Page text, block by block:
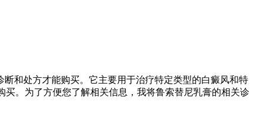
和处方才能购买。它主要用于治疗特定类型的白癜风和特
。为了方便您了解相关信息，我将鲁索替尼乳膏的相关诊